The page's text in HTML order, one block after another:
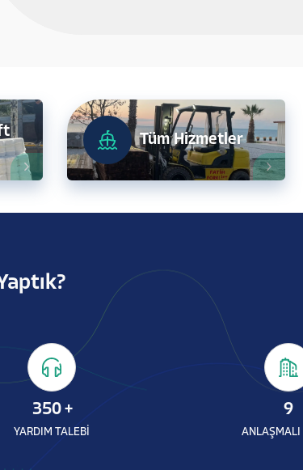
Tüm Hizmetler
350+
YARDIM TALEBİ
9
ANLAŞMALI